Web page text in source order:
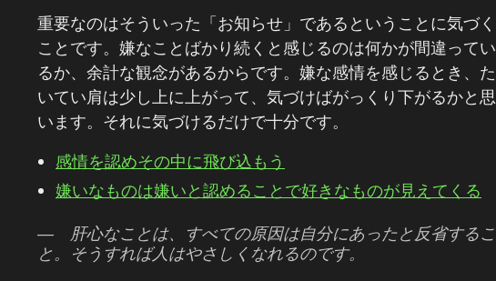
重要なのはそういった「お知らせ」であるということに気づく
ことです。嫌なことばかり続くと感じるのは何かが間違ってい
るか、余計な観念があるからです。嫌な感情を感じるとき、た
いてい肩は少し上に上がって、気づけばがっくり下がるかと思
います。それに気づけるだけで十分です。
感情を認めその中に飛び込もう
嫌いなものは嫌いと認めることで好きなものが見えてくる
― 肝心なことは、すべての原因は自分にあったと反省するこ
と。そうすれば人はやさしくなれるのです。